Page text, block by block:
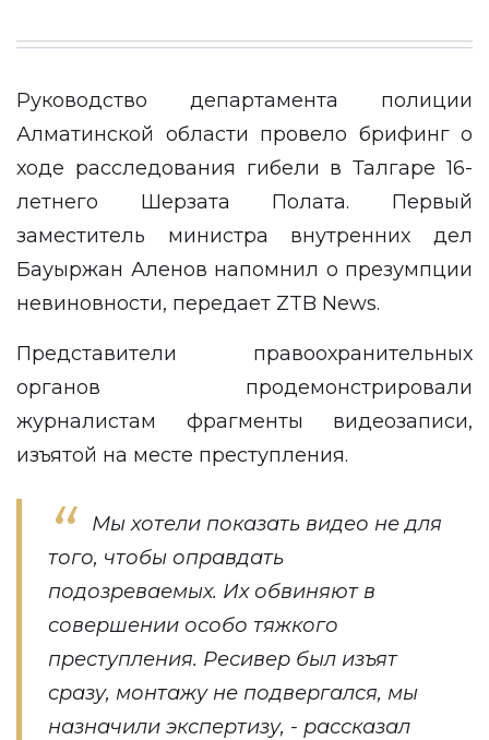
Руководство департамента полиции
Алматинской области провело брифинг о
ходе расследования гибели в Талгаре 16-
летнего Шерзата Полата. Первый
заместитель министра внутренних дел
Бауыржан Аленов напомнил о презумпции
невиновности, передает ZTB News.
Представители правоохранительных
органов продемонстрировали
журналистам фрагменты видеозаписи,
изъятой на месте преступления.
Мы хотели показать видео не для
того, чтобы оправдать
подозреваемых. Их обвиняют в
совершении особо тяжкого
преступления. Ресивер был изъят
сразу, монтажу не подвергался, мы
назначили экспертизу, - рассказал